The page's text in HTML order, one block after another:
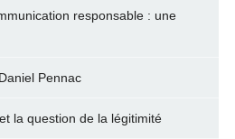
responsable : une
Pennac
la question de la légitimité